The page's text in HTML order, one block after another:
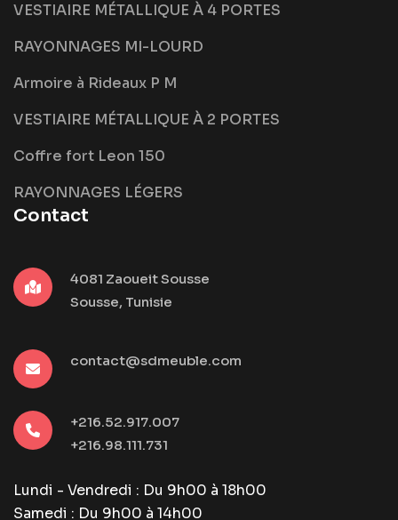
VESTIAIRE MÉTALLIQUE À 4 PORTES
RAYONNAGES MI-LOURD
Armoire à Rideaux P M
VESTIAIRE MÉTALLIQUE À 2 PORTES
Coffre fort Leon 150
RAYONNAGES LÉGERS
Contact
4081 Zaoueit Sousse
Sousse, Tunisie
contact@sdmeuble.com
+216.52.917.007
+216.98.111.731
Lundi - Vendredi : Du 9h00 à 18h00
Samedi : Du 9h00 à 14h00